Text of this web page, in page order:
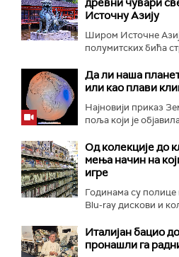
Источну Азију
Широм Источне
полумитских бића
Да ли наша
или као плави
Најновији приказ
поља који је
Од колекције до
мења начин на
игре
Годинама су полице
Blu-ray дискови и
Италијан бацио
пронашли га